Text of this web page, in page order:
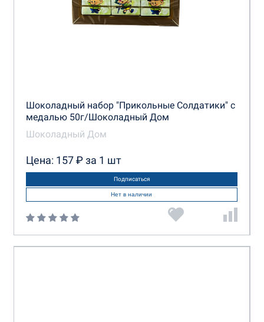
Шоколадный набор "Прикольные Солдатики" с
медалью 50г/Шоколадный Дом
Шоколадный Дом
Цена: 157 ₽ за 1 шт
Подписаться
Нет в наличии